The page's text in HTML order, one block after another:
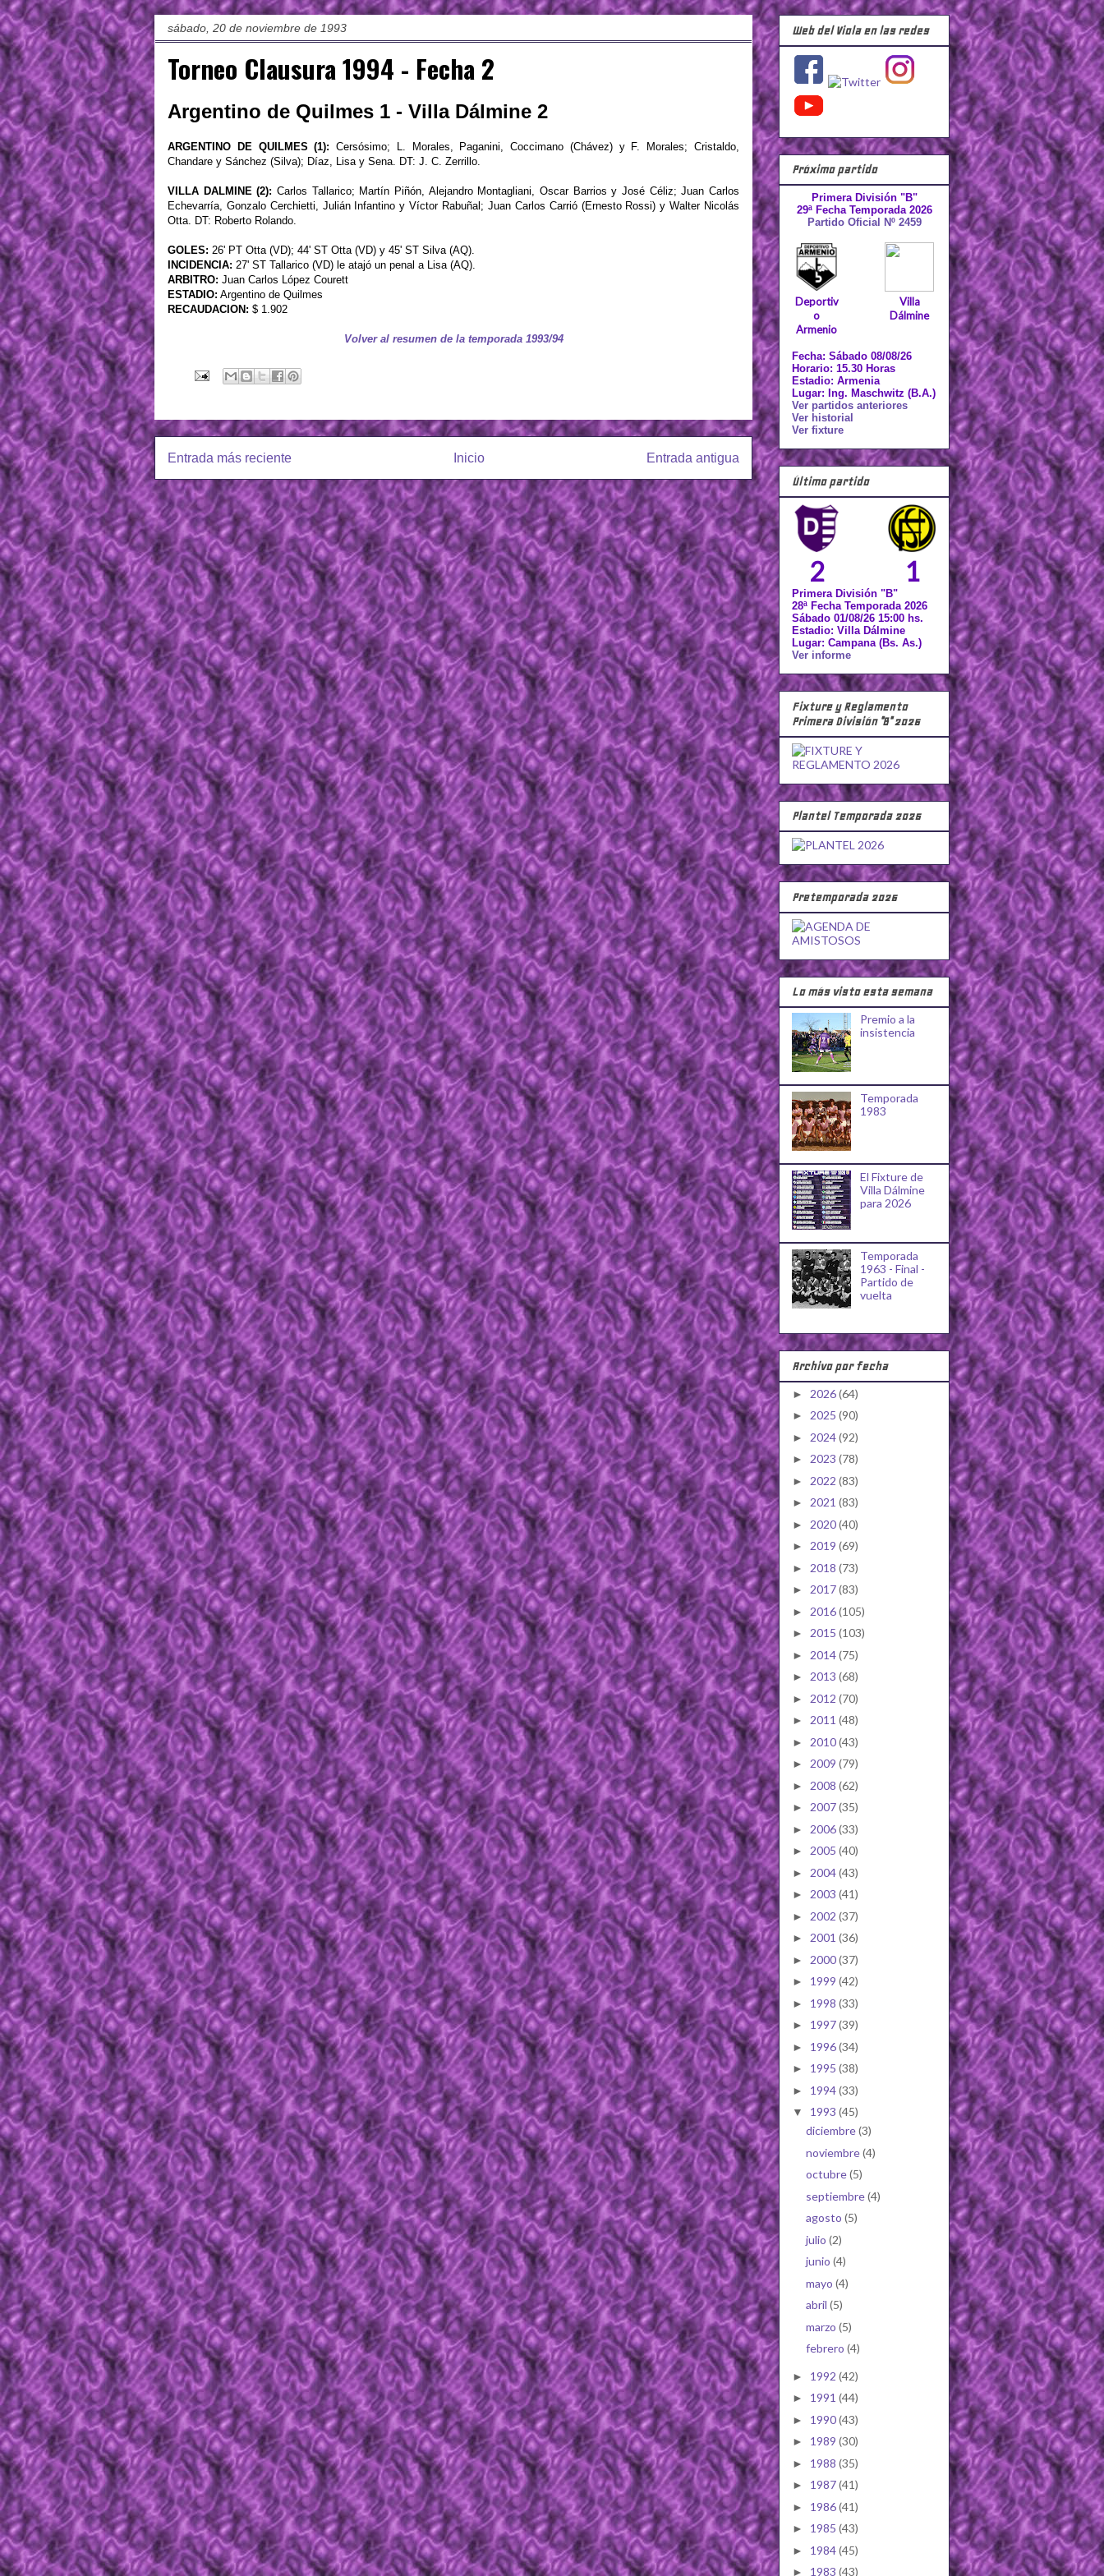
sábado, 20 de noviembre de 1993
Torneo Clausura 1994 - Fecha 2
Argentino de Quilmes 1 - Villa Dálmine 2
ARGENTINO DE QUILMES (1): Cersósimo; L. Morales, Paganini, Coccimano (Chávez) y F. Morales; Cristaldo,
Chandare y Sánchez (Silva); Díaz, Lisa y Sena. DT: J. C. Zerrillo.
VILLA DALMINE (2): Carlos Tallarico; Martín Piñón, Alejandro Montagliani, Oscar Barrios y José Céliz; Juan Carlos
Echevarría, Gonzalo Cerchietti, Julián Infantino y Víctor Rabuñal; Juan Carlos Carrió (Ernesto Rossi) y Walter Nicolás
Otta. DT: Roberto Rolando.
GOLES: 26' PT Otta (VD); 44' ST Otta (VD) y 45' ST Silva (AQ).
INCIDENCIA: 27' ST Tallarico (VD) le atajó un penal a Lisa (AQ).
ARBITRO: Juan Carlos López Courett
ESTADIO: Argentino de Quilmes
RECAUDACION: $ 1.902
Volver al resumen de la temporada 1993/94
Entrada más reciente Entrada antigua
Inicio
Web del Viola en las redes
Próximo partido
Primera División "B"
29ª Fecha Temporada 2026
Partido Oficial Nº 2459
Deportiv
o
Armenio
Villa
Dálmine
Fecha: Sábado 08/08/26
Horario: 15.30 Horas
Estadio: Armenia
Lugar: Ing. Maschwitz (B.A.)
Ver partidos anteriores
Ver historial
Ver fixture
Último partido
2 1
Primera División "B"
28ª Fecha Temporada 2026
Sábado 01/08/26 15:00 hs.
Estadio: Villa Dálmine
Lugar: Campana (Bs. As.)
Ver informe
Fixture y Reglamento
Primera División "B" 2026
Plantel Temporada 2026
Pretemporada 2026
Lo más visto esta semana
Premio a la
insistencia
Temporada
1983
El Fixture de
Villa Dálmine
para 2026
Temporada
1963 - Final -
Partido de
vuelta
Archivo por fecha
► 2026(64)
► 2025 (90)
► 2024(92)
► 2023 (78)
► 2022 (83)
► 2021 (83)
► 2020(40)
► 2019 (69)
► 2018 (73)
► 2017(83)
► 2016(105)
► 2015 (103)
► 2014(75)
► 2013 (68)
► 2012 (70)
► 2011 (48)
► 2010(43)
► 2009 (79)
► 2008 (62)
► 2007(35)
► 2006(33)
► 2005 (40)
► 2004(43)
► 2003 (41)
► 2002 (37)
► 2001 (36)
► 2000(37)
► 1999 (42)
► 1998 (33)
► 1997(39)
► 1996(34)
► 1995 (38)
► 1994(33)
▼ 1993 (45)
diciembre(3)
noviembre(4)
octubre(5)
septiembre(4)
agosto (5)
julio (2)
junio (4)
mayo (4)
abril (5)
marzo (5)
febrero (4)
► 1992 (42)
► 1991 (44)
► 1990(43)
► 1989 (30)
► 1988 (35)
► 1987(41)
► 1986(41)
► 1985 (43)
► 1984(45)
► 1983 (43)